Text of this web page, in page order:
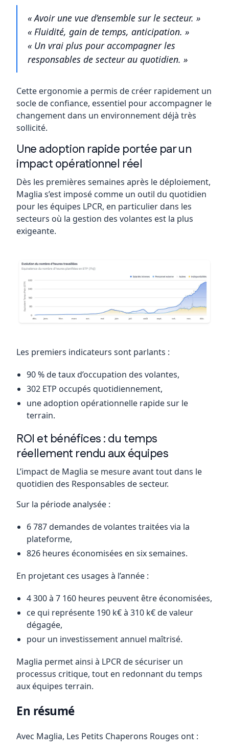
« Avoir une vue d’ensemble sur le secteur. »
« Fluidité, gain de temps, anticipation. »
« Un vrai plus pour accompagner les
responsables de secteur au quotidien. »
Cette ergonomie a permis de créer rapidement un
socle de confiance, essentiel pour accompagner le
changement dans un environnement déjà très
sollicité.
Une adoption rapide portée par un
impact opérationnel réel
Dès les premières semaines après le déploiement,
Maglia s’est imposé comme un outil du quotidien
pour les équipes LPCR, en particulier dans les
secteurs où la gestion des volantes est la plus
exigeante.
Les premiers indicateurs sont parlants :
90 % de taux d’occupation des volantes,
302 ETP occupés quotidiennement,
une adoption opérationnelle rapide sur le
terrain.
ROI et bénéfices : du temps
réellement rendu aux équipes
L’impact de Maglia se mesure avant tout dans le
quotidien des Responsables de secteur.
Sur la période analysée :
6 787 demandes de volantes traitées via la
plateforme,
826 heures économisées en six semaines.
En projetant ces usages à l’année :
4 300 à 7 160 heures peuvent être économisées,
ce qui représente 190 k€ à 310 k€ de valeur
dégagée,
pour un investissement annuel maîtrisé.
Maglia permet ainsi à LPCR de sécuriser un
processus critique, tout en redonnant du temps
aux équipes terrain.
En résumé
Avec Maglia, Les Petits Chaperons Rouges ont :